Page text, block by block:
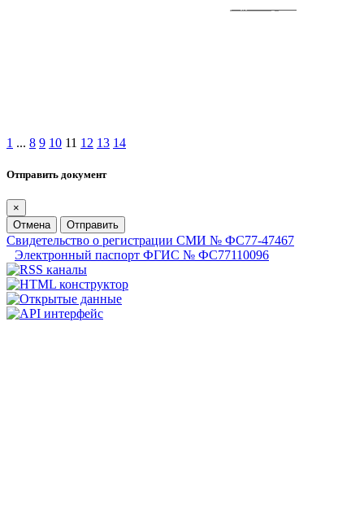
1 ... 8 9 10 11 12 13 14
Отправить документ
×
Отмена
Отправить
Свидетельство о регистрации СМИ № ФС77-47467
Электронный паспорт ФГИС № ФС77110096